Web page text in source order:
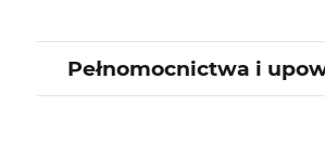
Pełnomocnictwa i